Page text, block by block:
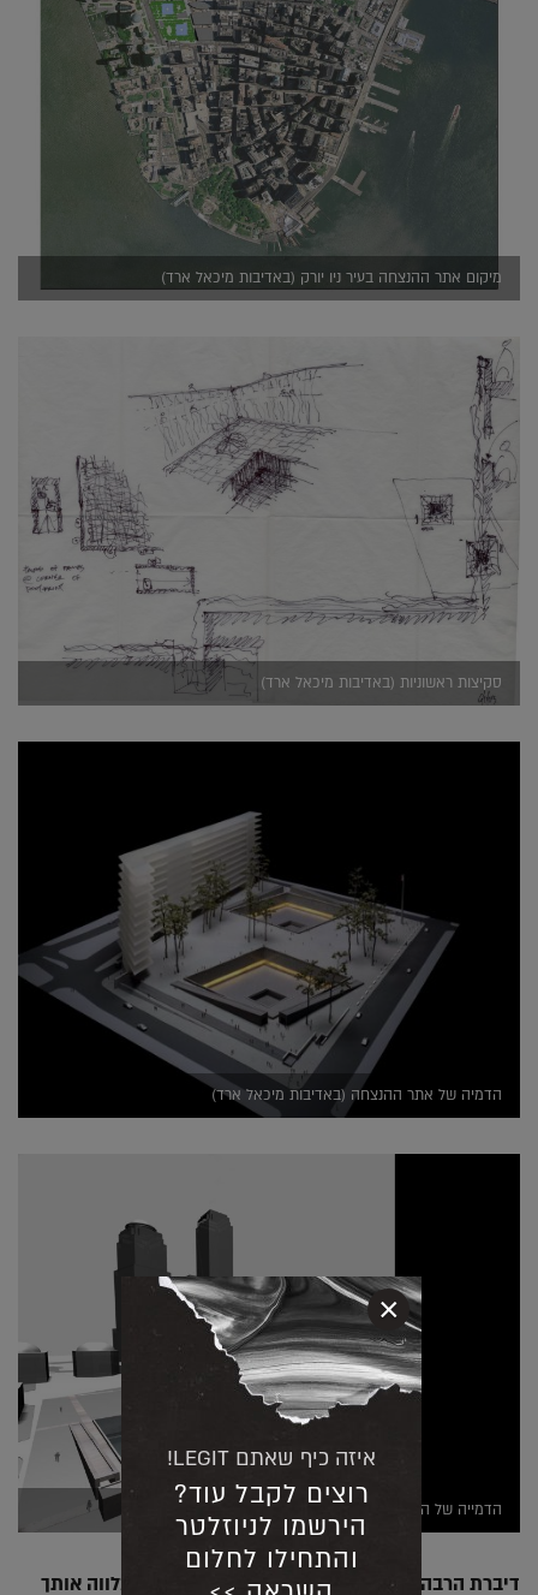
מיקום אתר ההנצחה בעיר ניו יורק (באדיבות מיכאל ארד)
סקיצות ראשוניות (באדיבות מיכאל ארד)
הדמיה של אתר ההנצחה (באדיבות מיכאל ארד)
הדמייה של האנדרטה לנפגעי 9/11 (באדיבות מיכאל ארד)
דיברת הרבה על יצירה מתוך השראה, זה משהו שמלווה אותך
איזה כיף שאתם LEGIT!
רוצים לקבל עוד?
הירשמו לניוזלטר
והתחילו לחלום
×